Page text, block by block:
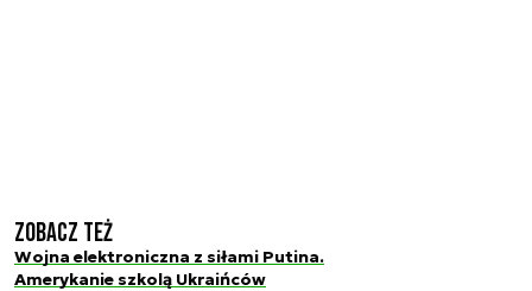
Zobacz też
Wojna elektroniczna z siłami Putina.
Amerykanie szkolą Ukraińców